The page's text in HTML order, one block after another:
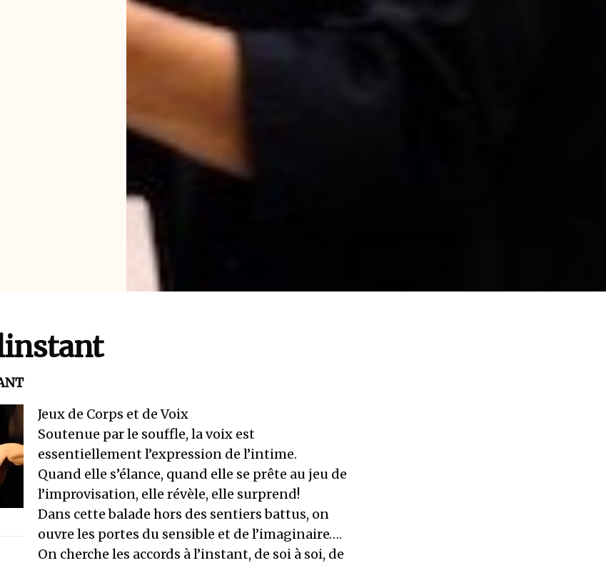
Jeux de Corps et de Voix
Soutenue par le souffle, la voix est
essentiellement l’expression de l’intime.
Quand elle s’élance, quand elle se prête au jeu de
l’improvisation, elle révèle, elle surprend!
Dans cette balade hors des sentiers battus, on
ouvre les portes du sensible et de l’imaginaire….
On cherche les accords à l’instant, de soi à soi, de